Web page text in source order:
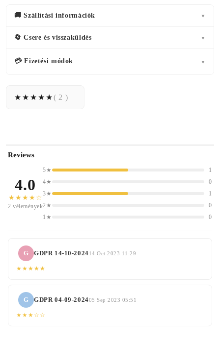
🚚 Szállítási információk ▼
🔄 Csere és visszaküldés ▼
💳 Fizetési módok ▼
( 2 )
Reviews
4.0
★★★★☆
2 vélemények
5★
1
4★
0
3★
1
2★
0
1★
0
G GDPR 14-10-202414 Oct 2023 11:29
★★★★★
G GDPR 04-09-202405 Sep 2023 05:51
★★★☆☆